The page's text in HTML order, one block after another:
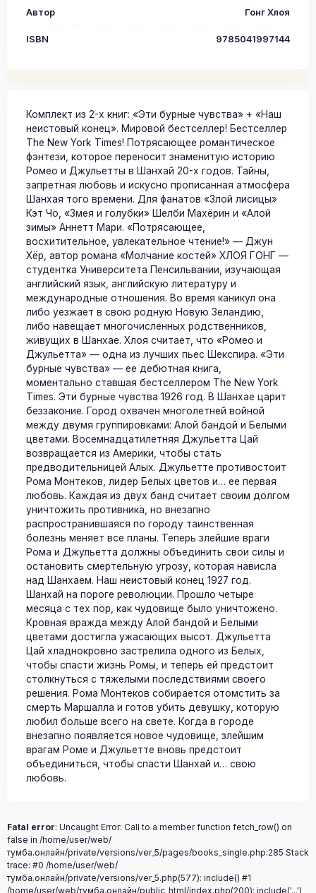
Автор Гонг Хлоя
ISBN 9785041997144
Комплект из 2-х книг: «Эти бурные чувства» + «Наш
неистовый конец». Мировой бестселлер! Бестселлер
The New York Times! Потрясающее романтическое
фэнтези, которое переносит знаменитую историю
Ромео и Джульетты в Шанхай 20-х годов. Тайны,
запретная любовь и искусно прописанная атмосфера
Шанхая того времени. Для фанатов «Злой лисицы»
Кэт Чо, «Змея и голубки» Шелби Махёрин и «Алой
зимы» Аннетт Мари. «Потрясающее,
восхитительное, увлекательное чтение!» — Джун
Хёр, автор романа «Молчание костей» ХЛОЯ ГОНГ —
студентка Университета Пенсильвании, изучающая
английский язык, английскую литературу и
международные отношения. Во время каникул она
либо уезжает в свою родную Новую Зеландию,
либо навещает многочисленных родственников,
живущих в Шанхае. Хлоя считает, что «Ромео и
Джульетта» — одна из лучших пьес Шекспира. «Эти
бурные чувства» — ее дебютная книга,
моментально ставшая бестселлером The New York
Times. Эти бурные чувства 1926 год. В Шанхае царит
беззаконие. Город охвачен многолетней войной
между двумя группировками: Алой бандой и Белыми
цветами. Восемнадцатилетняя Джульетта Цай
возвращается из Америки, чтобы стать
предводительницей Алых. Джульетте противостоит
Рома Монтеков, лидер Белых цветов и… ее первая
любовь. Каждая из двух банд считает своим долгом
уничтожить противника, но внезапно
распространившаяся по городу таинственная
болезнь меняет все планы. Теперь злейшие враги
Рома и Джульетта должны объединить свои силы и
остановить смертельную угрозу, которая нависла
над Шанхаем. Наш неистовый конец 1927 год.
Шанхай на пороге революции. Прошло четыре
месяца с тех пор, как чудовище было уничтожено.
Кровная вражда между Алой бандой и Белыми
цветами достигла ужасающих высот. Джульетта
Цай хладнокровно застрелила одного из Белых,
чтобы спасти жизнь Ромы, и теперь ей предстоит
столкнуться с тяжелыми последствиями своего
решения. Рома Монтеков собирается отомстить за
смерть Маршалла и готов убить девушку, которую
любил больше всего на свете. Когда в городе
внезапно появляется новое чудовище, злейшим
врагам Роме и Джульетте вновь предстоит
объединиться, чтобы спасти Шанхай и… свою
любовь.
Fatal error: Uncaught Error: Call to a member function fetch_row() on
false in /home/user/web/
тумба.онлайн/private/versions/ver_5/pages/books_single.php:285 Stack
trace: #0 /home/user/web/
тумба.онлайн/private/versions/ver_5.php(577): include() #1
/home/user/web/тумба.онлайн/public_html/index.php(200): include('...')